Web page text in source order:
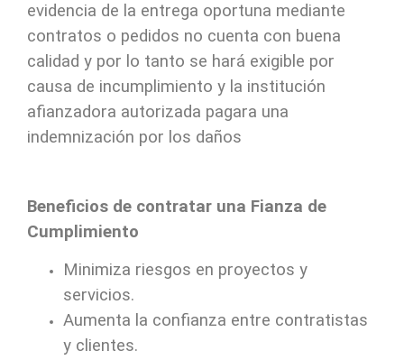
evidencia de la entrega oportuna mediante
contratos o pedidos no cuenta con buena
calidad y por lo tanto se hará exigible por
causa de incumplimiento y la institución
afianzadora autorizada pagara una
indemnización por los daños
Beneficios de contratar una Fianza de
Cumplimiento
Minimiza riesgos en proyectos y
servicios.
Aumenta la confianza entre contratistas
y clientes.